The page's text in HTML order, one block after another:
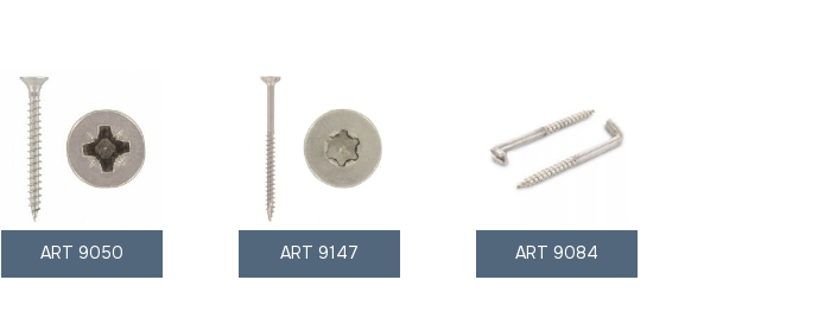
ART 9050 ART 9147 ART 9084